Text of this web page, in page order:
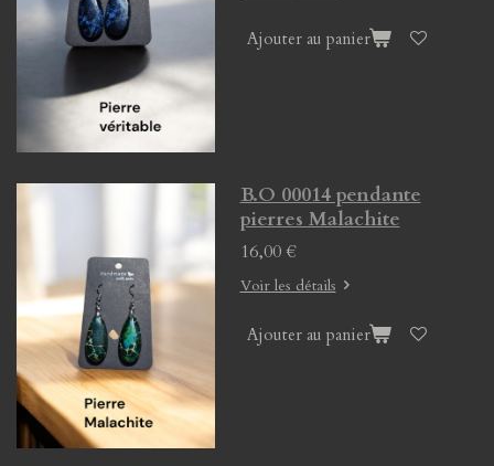
Ajouter au panier
B.O 00014 pendante
pierres Malachite
16,00 €
Voir les détails
Ajouter au panier